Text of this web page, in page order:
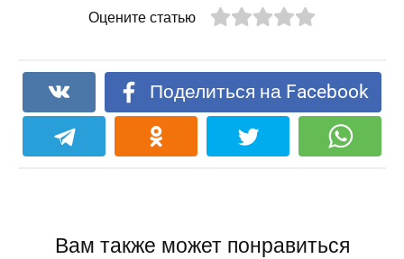
Оцените статью
Поделиться на Facebook
Вам также может понравиться